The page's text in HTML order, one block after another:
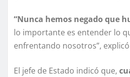
“Nunca hemos negado que
lo importante es entender lo
enfrentando nosotros”,
El jefe de Estado indicó que,